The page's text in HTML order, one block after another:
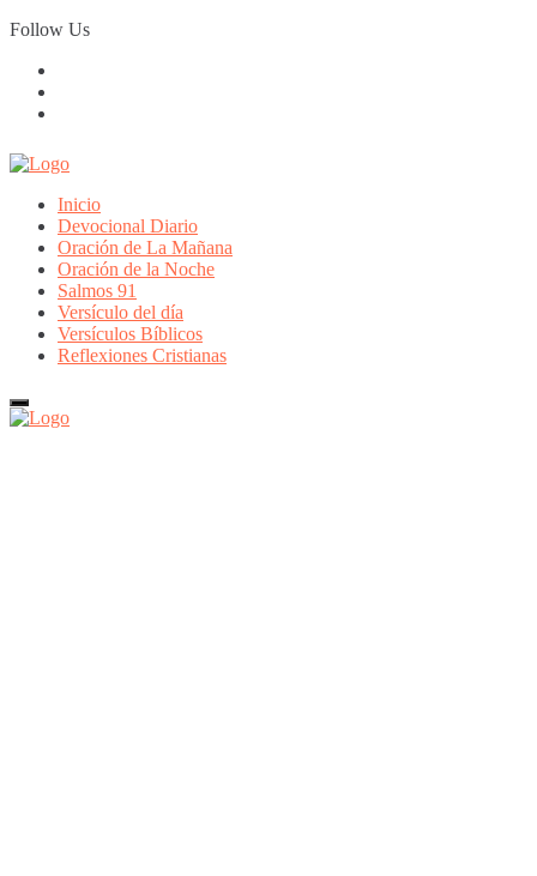
Skip
to
Follow Us
Inicio
Devocional Diario
Oración de La Mañana
Oración de la Noche
Salmos 91
Versículo del día
Versículos Bíblicos
Reflexiones Cristianas